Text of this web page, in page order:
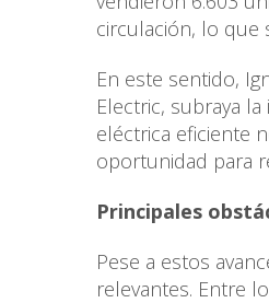
circulación, lo que
En este sentido,
Electric, subraya
eléctrica eficiente
oportunidad para
Principales
Pese a estos
relevantes. Entre